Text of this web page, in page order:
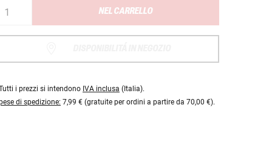
NEL CARRELLO
i prezzi si intendono IVA inclusa (Italia).
di spedizione: 7,99 € (gratuite per ordini a partire da 70,00 €).